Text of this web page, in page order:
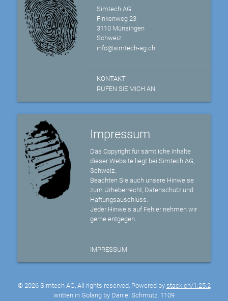
Simtech AG
Finkenweg 23
3110 Münsingen
Schweiz
info@simtech-ag.ch
KONTAKT
RUFEN SIE MICH AN
Impressum
Das Copyright für sämtliche Inhalte
dieser Website liegt bei Simtech AG,
Schweiz.
Beachten Sie auch unsere Hinweise
zum Urheberrecht, Datenschutz und
Haftungsauschluss.
Jeder Hinweis auf Fehler nehmen wir
gerne entgegen.
IMPRESSUM
© 2026 Simtech AG, All rights reserved, Powered by stack.ch/1.25.2
written in Golang by Daniel Schmutz 1109